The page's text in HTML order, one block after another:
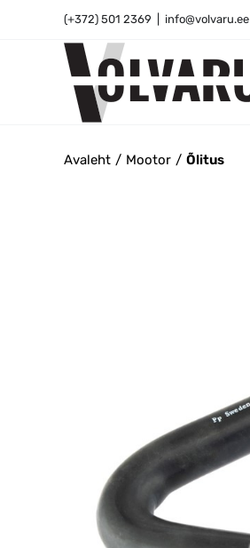
(+372) 501 2369 info@volvaru.ee
Avaleht Mootor Õlitus